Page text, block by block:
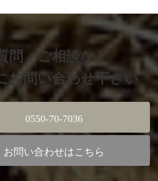
問・ご相談など
お問い合わせ下さい
0550-70-7036
お問い合わせはこちら